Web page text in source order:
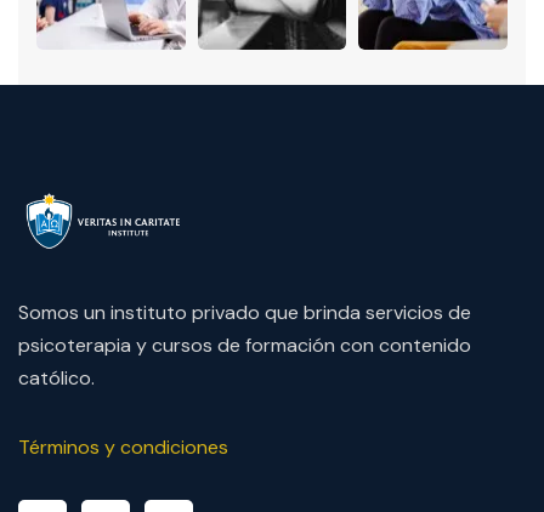
Somos un instituto privado que brinda servicios de
psicoterapia y cursos de formación con contenido
católico.
Términos y condiciones